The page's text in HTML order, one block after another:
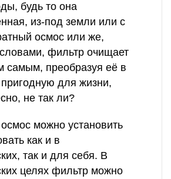
будь то она
из-под земли или с
осмос или же,
фильтр очищает
самым, преобразуя её в
для жизни,
не так ли?
можно установить
как и в
так и для себя. В
целях фильтр можно